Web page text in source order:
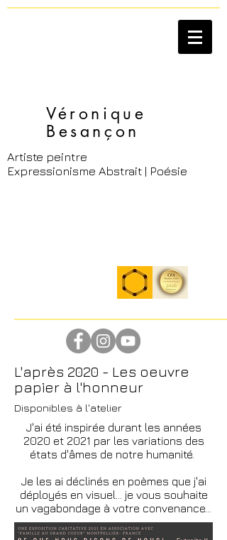
Véronique
Besançon​
Artiste peintre
Expressionisme Abstrait | Poésie
L'après 2020 - Les oeuvre
papier à l'honneur
Disponibles à l'atelier
J'ai été inspirée durant les années
2020 et 2021 par les variations des
états d'âmes de notre humanité.
Je les ai déclinés en poèmes que j'ai
déployés en visuel... je vous souhaite
un vagabondage à votre convenance...